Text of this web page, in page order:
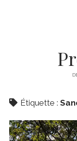
Étiquette :